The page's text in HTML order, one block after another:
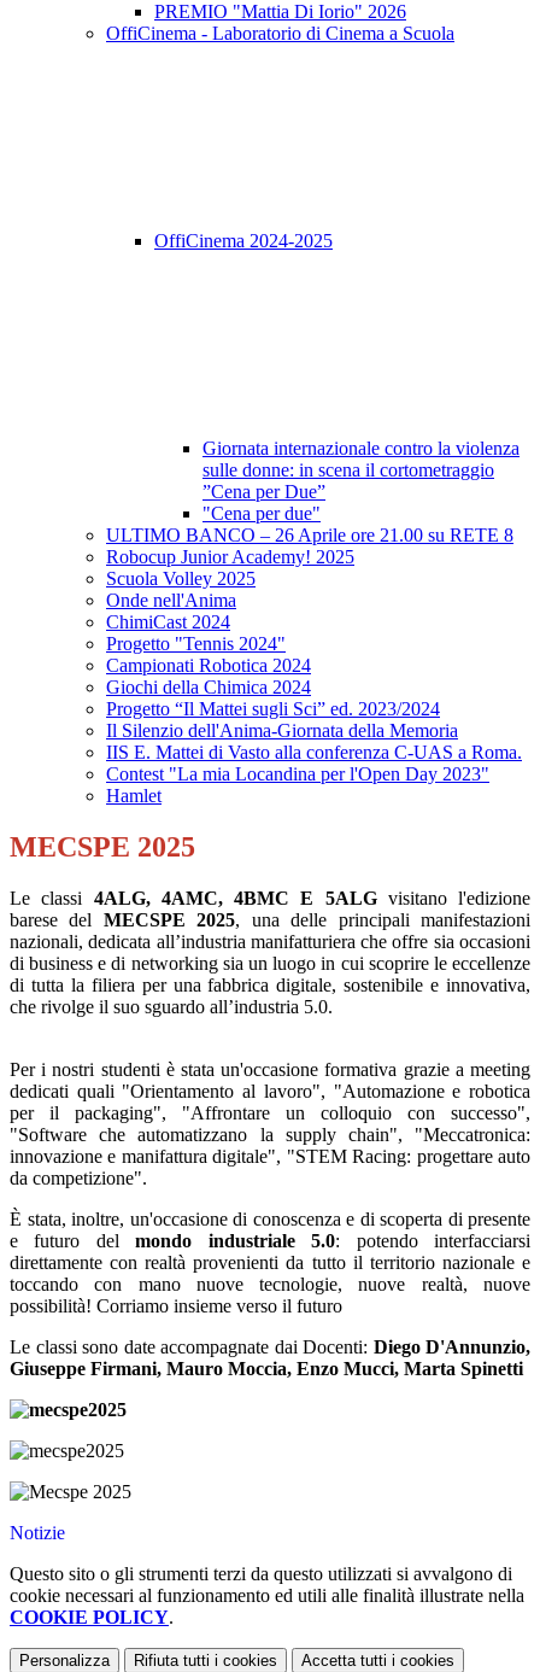
PREMIO "Mattia Di Iorio" 2026
OffiCinema - Laboratorio di Cinema a Scuola
OffiCinema 2024-2025
Giornata internazionale contro la violenza
sulle donne: in scena il cortometraggio
”Cena per Due”
"Cena per due"
ULTIMO BANCO – 26 Aprile ore 21.00 su RETE 8
Robocup Junior Academy! 2025
Scuola Volley 2025
Onde nell'Anima
ChimiCast 2024
Progetto "Tennis 2024"
Campionati Robotica 2024
Giochi della Chimica 2024
Progetto “Il Mattei sugli Sci” ed. 2023/2024
Il Silenzio dell'Anima-Giornata della Memoria
IIS E. Mattei di Vasto alla conferenza C-UAS a Roma.
Contest "La mia Locandina per l'Open Day 2023"
Hamlet
MECSPE 2025
Le classi 4ALG, 4AMC, 4BMC E 5ALG visitano l'edizione
barese del MECSPE 2025, una delle principali manifestazioni
nazionali, dedicata all’industria manifatturiera che offre sia occasioni
di business e di networking sia un luogo in cui scoprire le eccellenze
di tutta la filiera per una fabbrica digitale, sostenibile e innovativa,
che rivolge il suo sguardo all’industria 5.0.
Per i nostri studenti è stata un'occasione formativa grazie a meeting
dedicati quali "Orientamento al lavoro", "Automazione e robotica
per il packaging", "Affrontare un colloquio con successo",
"Software che automatizzano la supply chain", "Meccatronica:
innovazione e manifattura digitale", "STEM Racing: progettare auto
da competizione".
È stata, inoltre, un'occasione di conoscenza e di scoperta di presente
e futuro delmondo industriale 5.0: potendo interfacciarsi
direttamente con realtà provenienti da tutto il territorio nazionale e
toccando con mano nuove tecnologie, nuove realtà, nuove
possibilità! Corriamo insieme verso il futuro
Le classi sono date accompagnate dai Docenti: Diego D'Annunzio,
Giuseppe Firmani, Mauro Moccia, Enzo Mucci, Marta Spinetti
Notizie
Questo sito o gli strumenti terzi da questo utilizzati si avvalgono di
cookie necessari al funzionamento ed utili alle finalità illustrate nella
COOKIE POLICY.
Personalizza Rifiuta tutti i cookies Accetta tutti i cookies